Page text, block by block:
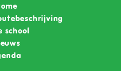
school